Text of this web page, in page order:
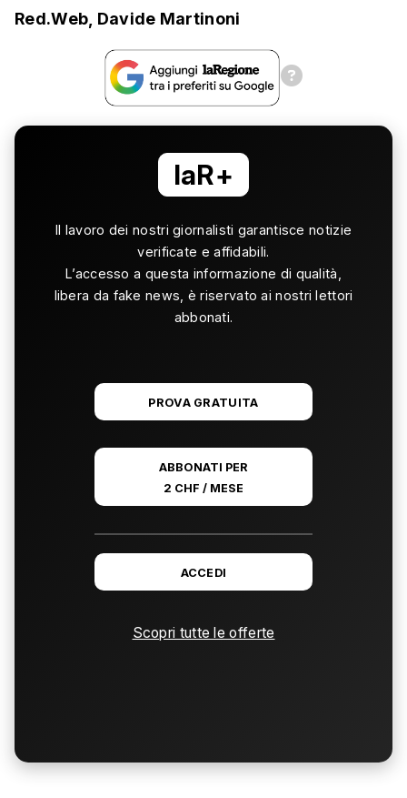
Red.Web Davide Martinoni
laR+
Il lavoro dei nostri giornalisti garantisce notizie
verificate e affidabili.
L’accesso a questa informazione di qualità,
libera da fake news, è riservato ai nostri lettori
abbonati.
PROVA GRATUITA
ABBONATI PER
2 CHF / MESE
ACCEDI
Scopri tutte le offerte